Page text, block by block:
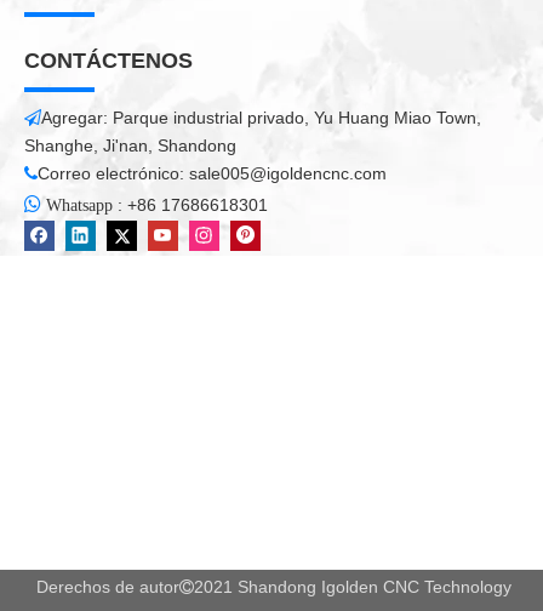
CONTÁCTENOS
Agregar: Parque industrial privado, Yu Huang Miao Town,
Shanghe, Ji'nan, Shandong
Correo electrónico: sale005@igoldencnc.com
 Whatsapp : +86 17686618301
Derechos de autor2021 Shandong Igolden CNC Technology